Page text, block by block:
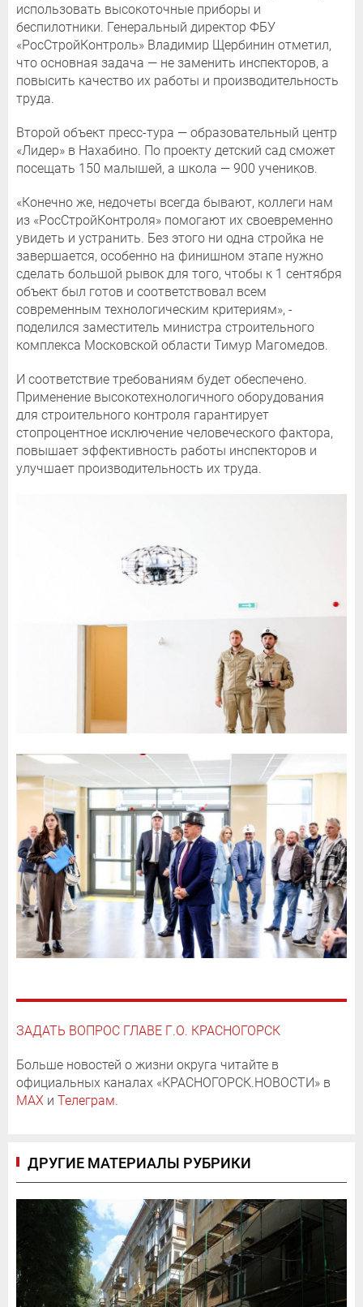
использовать высокоточные приборы и
беспилотники. Генеральный директор ФБУ
«РосСтройКонтроль» Владимир Щербинин отметил,
что основная задача — не заменить инспекторов, а
повысить качество их работы и производительность
труда.
Второй объект пресс-тура — образовательный центр
«Лидер» в Нахабино. По проекту детский сад сможет
посещать 150 малышей, а школа — 900 учеников.
«Конечно же, недочеты всегда бывают, коллеги нам
из «РосСтройКонтроля» помогают их своевременно
увидеть и устранить. Без этого ни одна стройка не
завершается, особенно на финишном этапе нужно
сделать большой рывок для того, чтобы к 1 сентября
объект был готов и соответствовал всем
современным технологическим критериям», -
поделился заместитель министра строительного
комплекса Московской области Тимур Магомедов.
И соответствие требованиям будет обеспечено.
Применение высокотехнологичного оборудования
для строительного контроля гарантирует
стопроцентное исключение человеческого фактора,
повышает эффективность работы инспекторов и
улучшает производительность их труда.
ЗАДАТЬ ВОПРОС ГЛАВЕ Г.О. КРАСНОГОРСК
Больше новостей о жизни округа читайте в
официальных каналах «КРАСНОГОРСК.НОВОСТИ» в
MAX и Телеграм.
ДРУГИЕ МАТЕРИАЛЫ РУБРИКИ